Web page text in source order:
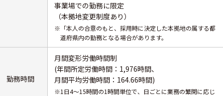
事業場での勤務に限定
（本拠地変更制度あり）
※「本人の合意のもと、採用時に決定した本拠地の属する都
道府県内の勤務となる場合があります。
勤務時間
月間変形労働時間制
(年間所定労働時間：1,976時間、
月間平均労働時間：164.66時間)
※1日4～15時間の1時間単位で、日ごとに業務の繁閑に応じ